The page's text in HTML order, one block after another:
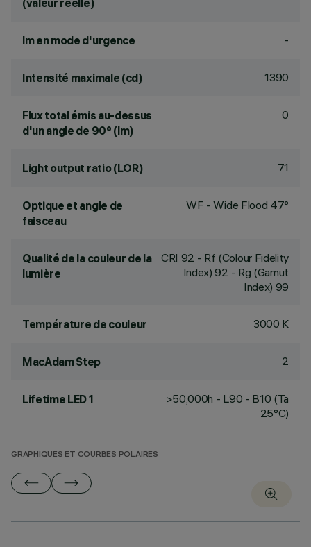
(valeur réelle)
lm en mode d'urgence -
Intensité maximale (cd) 1390
Flux total émis au-dessus
d'un angle de 90° (lm)
0
Light output ratio (LOR) 71
Optique et angle de
faisceau
WF - Wide Flood 47°
Qualité de la couleur de la
lumière
CRI 92 - Rf (Colour Fidelity
Index) 92 - Rg (Gamut
Index) 99
Température de couleur 3000 K
MacAdam Step 2
Lifetime LED 1
>50,000h - L90 - B10 (Ta
25°C)
GRAPHIQUES ET COURBES POLAIRES